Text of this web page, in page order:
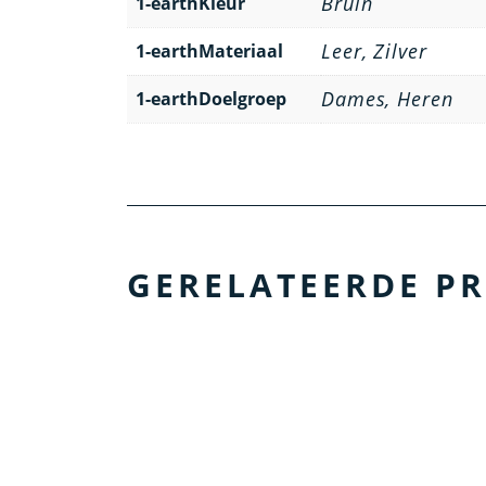
1-earthMateriaal Leer, Zilver
1-earthDoelgroep Dames, Heren
GERELATEERDE